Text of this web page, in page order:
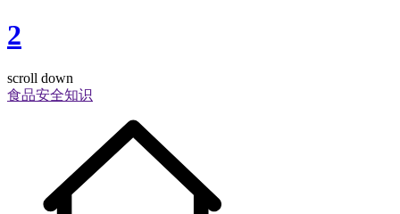
2
scroll down
食品安全知识